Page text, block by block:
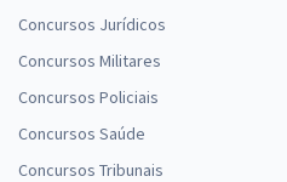
Concursos Jurídicos
Concursos Militares
Concursos Policiais
Concursos Saúde
Concursos Tribunais